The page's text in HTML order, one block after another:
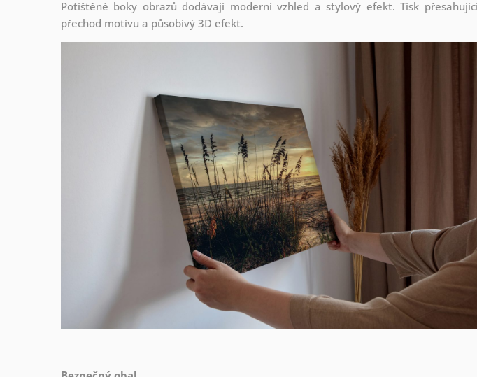
Potištěné boky obrazů dodávají moderní vzhled a stylový efekt. Tisk
přechod motivu a působivý 3D efekt.